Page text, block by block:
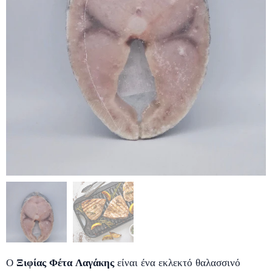
Ο Ξιφίας Φέτα Λαγάκηςείναι ένα εκλεκτό θαλασσινό